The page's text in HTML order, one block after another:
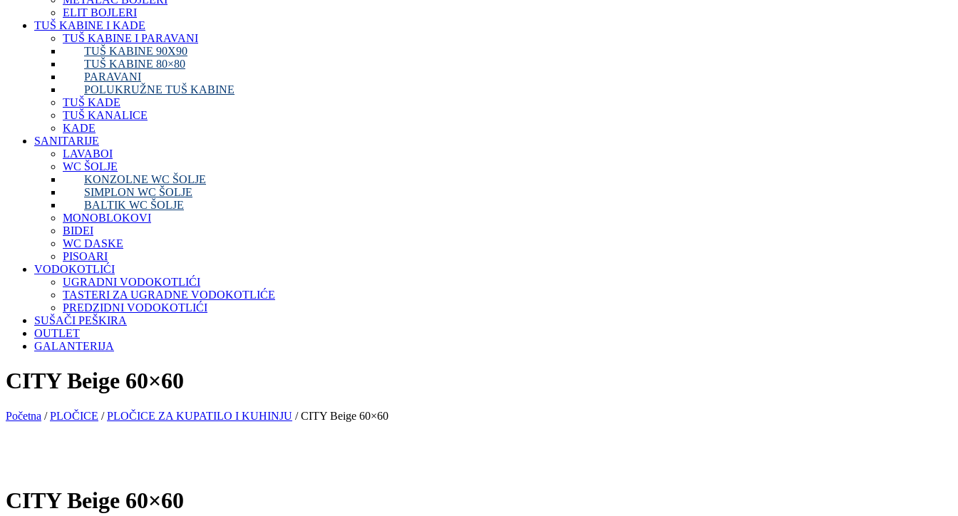
ELIT BOJLERI
TUŠ KABINE I KADE
TUŠ KABINE I PARAVANI
TUŠ KABINE 90X90
TUŠ KABINE 80×80
PARAVANI
POLUKRUŽNE TUŠ KABINE
TUŠ KADE
TUŠ KANALICE
KADE
SANITARIJE
LAVABOI
WC ŠOLJE
KONZOLNE WC ŠOLJE
SIMPLON WC ŠOLJE
BALTIK WC ŠOLJE
MONOBLOKOVI
BIDEI
WC DASKE
PISOARI
VODOKOTLIĆI
UGRADNI VODOKOTLIĆI
TASTERI ZA UGRADNE VODOKOTLIĆE
PREDZIDNI VODOKOTLIĆI
SUŠAČI PEŠKIRA
OUTLET
GALANTERIJA
CITY Beige 60×60
Početna /PLOČICE /PLOČICE ZA KUPATILO I KUHINJU / CITY Beige 60×60
CITY Beige 60×60